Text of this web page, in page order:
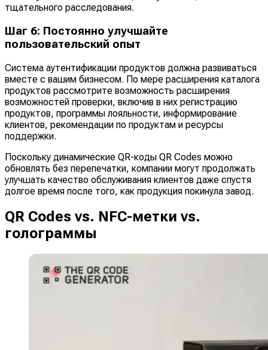
тщательного расследования.
Шаг 6: Постоянно улучшайте
пользовательский опыт
Система аутентификации продуктов должна развиваться
вместе с вашим бизнесом. По мере расширения каталога
продуктов рассмотрите возможность расширения
возможностей проверки, включив в них регистрацию
продуктов, программы лояльности, информирование
клиентов, рекомендации по продуктам и ресурсы
поддержки.
Поскольку динамические QR-коды QR Codes можно
обновлять без перепечатки, компании могут продолжать
улучшать качество обслуживания клиентов даже спустя
долгое время после того, как продукция покинула завод.
QR Codes vs. NFC-метки vs.
голограммы